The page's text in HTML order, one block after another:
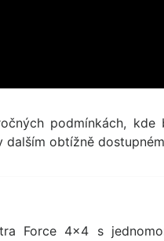
podmínkách, kde
obtížně
Force 4×4 s